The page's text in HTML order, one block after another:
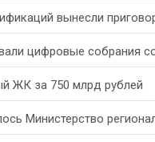
вынесли
цифровые собрания
ЖК за 750 млрд рублей
Министерство